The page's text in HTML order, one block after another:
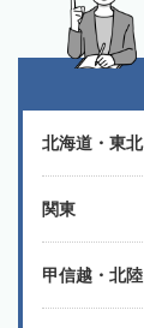
北海道・東北
関東
甲信越・北陸